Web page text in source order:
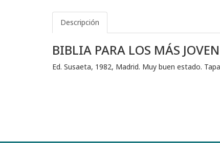
Descripción
BIBLIA PARA LOS MÁS
Ed. Susaeta, 1982, Madrid. Muy buen estado.